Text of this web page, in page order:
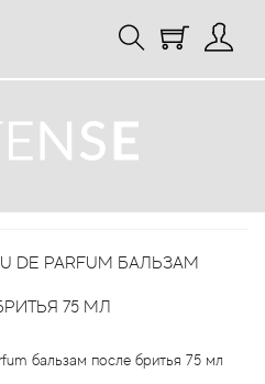
DE PARFUM БАЛЬЗАМ
75 МЛ